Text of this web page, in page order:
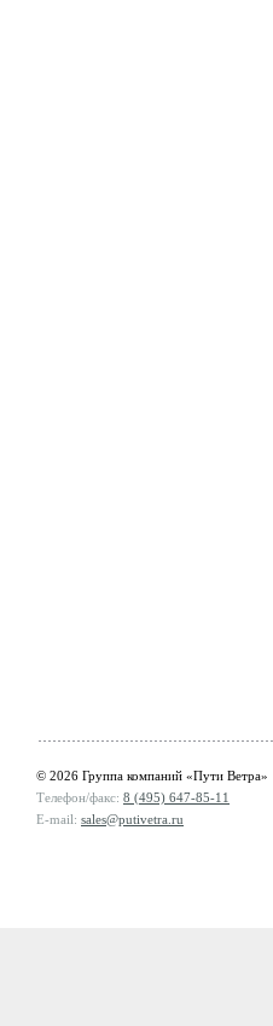
© 2026 Группа компаний «Пути Ветра»
Телефон/факс: 8 (495) 647-85-11
E-mail: sales@putivetra.ru